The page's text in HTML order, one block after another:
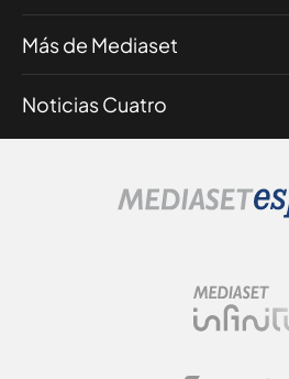
Más de Mediaset
Noticias Cuatro